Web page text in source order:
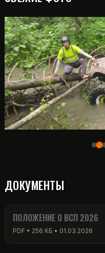
ПОЛОЖЕНИЕ О ВСП 2026